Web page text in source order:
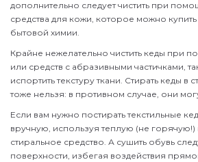
дополнительно следует чистить при
средства для кожи, которое можно
бытовой химии.
Крайне нежелательно чистить кеды при
или средств с абразивными частичками,
испортить текстуру ткани. Стирать кеды в
тоже нельзя: в противном случае, они
Если вам нужно постирать текстильные
вручную, используя теплую (не горячую!)
стиральное средство. А сушить обувь
поверхности, избегая воздействия